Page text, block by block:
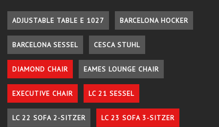
ADJUSTABLE TABLE E 1027 BARCELONA HOCKER
BARCELONA SESSEL CESCA STUHL
DIAMOND CHAIR EAMES LOUNGE CHAIR
EXECUTIVE CHAIR LC 21 SESSEL
LC 22 SOFA 2-SITZER LC 23 SOFA 3-SITZER